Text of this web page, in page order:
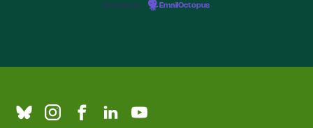
Powered by EmailOctopus